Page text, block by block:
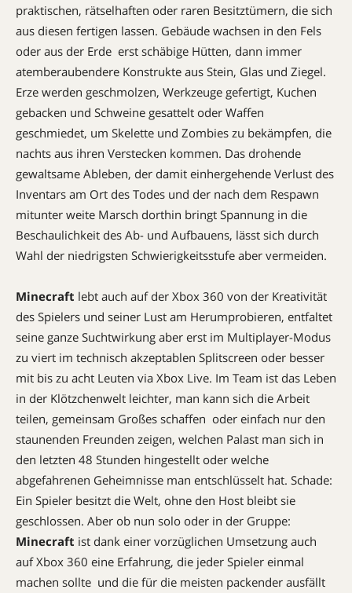
praktischen, rätselhaften oder raren Besitztümern, die sich
aus diesen fertigen lassen. Gebäude wachsen in den Fels
oder aus der Erde  erst schäbige Hütten, dann immer
atemberaubendere Konstrukte aus Stein, Glas und Ziegel.
Erze werden geschmolzen, Werkzeuge gefertigt, Kuchen
gebacken und Schweine gesattelt oder Waffen
geschmiedet, um Skelette und Zombies zu bekämpfen, die
nachts aus ihren Verstecken kommen. Das drohende
gewaltsame Ableben, der damit einhergehende Verlust des
Inventars am Ort des Todes und der nach dem Respawn
mitunter weite Marsch dorthin bringt Spannung in die
Beschaulichkeit des Ab- und Aufbauens, lässt sich durch
Wahl der niedrigsten Schwierigkeitsstufe aber vermeiden.
Minecraft lebt auch auf der Xbox 360 von der Kreativität
des Spielers und seiner Lust am Herumprobieren, entfaltet
seine ganze Suchtwirkung aber erst im Multiplayer-Modus 
zu viert im technisch akzeptablen Splitscreen oder besser
mit bis zu acht Leuten via Xbox Live. Im Team ist das Leben
in der Klötzchenwelt leichter, man kann sich die Arbeit
teilen, gemeinsam Großes schaffen  oder einfach nur den
staunenden Freunden zeigen, welchen Palast man sich in
den letzten 48 Stunden hingestellt oder welche
abgefahrenen Geheimnisse man entschlüsselt hat. Schade:
Ein Spieler besitzt die Welt, ohne den Host bleibt sie
geschlossen. Aber ob nun solo oder in der Gruppe:
Minecraft ist dank einer vorzüglichen Umsetzung auch
auf Xbox 360 eine Erfahrung, die jeder Spieler einmal
machen sollte  und die für die meisten packender ausfällt